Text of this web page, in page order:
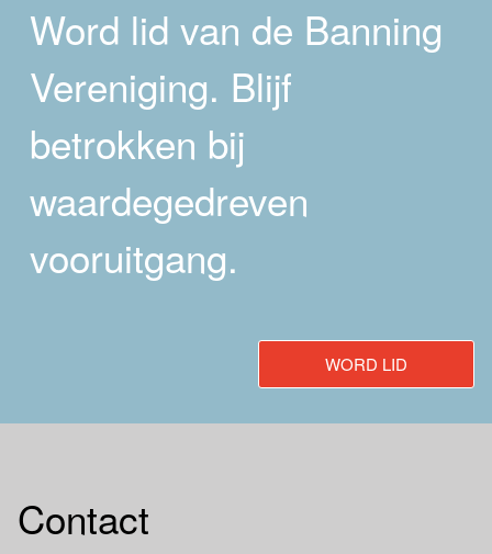
Word lid van de Banning
Vereniging. Blijf
betrokken bij
waardegedreven
vooruitgang.
WORD LID
Contact